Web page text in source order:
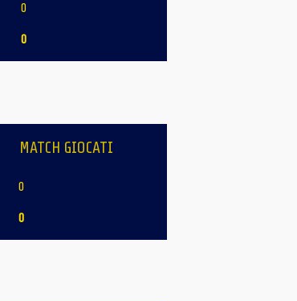
0
0
MATCH GIOCATI
0
0